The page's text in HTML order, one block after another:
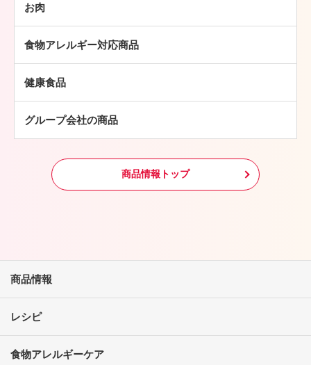
その他
チキン加工品
パン・ピザ
常温食品
冷凍食品
その他
お肉
鶏肉
食物アレルギー対応商品
健康食品
グループ会社の商品
商品情報トップ
商品情報
レシピ
食物アレルギーケア